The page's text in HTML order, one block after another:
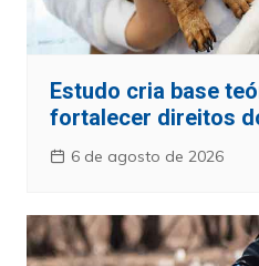
Estudo cria base
fortalecer direitos
6 de agosto de 2026